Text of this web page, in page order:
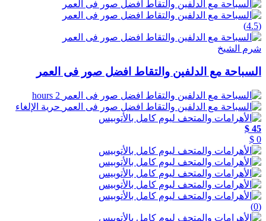
(4.5)
شرم الشيخ
السباحة مع الدلفين والتقاط افضل صور فى العمر
2 hours
حرية الإلغاء
45 $
0 $
(0)